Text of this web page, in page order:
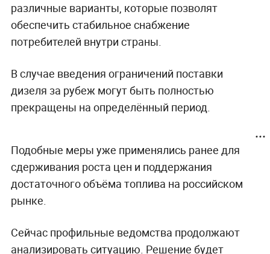
различные варианты, которые позволят
обеспечить стабильное снабжение
потребителей внутри страны.
В случае введения ограничений поставки
дизеля за рубеж могут быть полностью
прекращены на определённый период.
Подобные меры уже применялись ранее для
сдерживания роста цен и поддержания
достаточного объёма топлива на российском
рынке.
Сейчас профильные ведомства продолжают
анализировать ситуацию. Решение будет